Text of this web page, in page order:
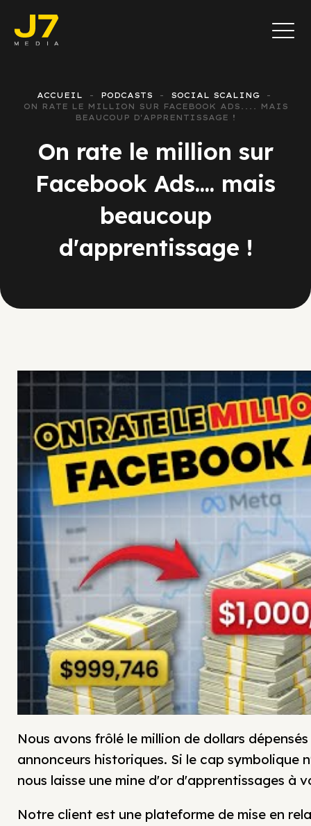
ACCUEIL PODCASTS
SOCIAL SCALING
ON RATE LE MILLION SUR FACEBOOK ADS.... MAIS
BEAUCOUP D'APPRENTISSAGE !
On rate le million sur
Facebook Ads.... mais
beaucoup
d'apprentissage !
Nous avons frôlé le million de dollars
annonceurs historiques. Si le cap
nous laisse une mine d'or d'apprentissages à
Notre client est une plateforme de mise en